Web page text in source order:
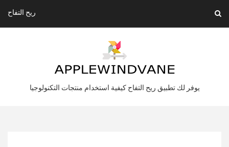
content
ريح التفاح
يوفر لك تطبيق ريح التفاح كيفية استخدام منتجات التكنولوجيا